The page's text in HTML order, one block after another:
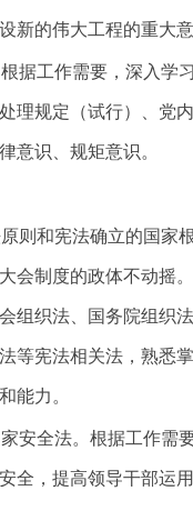
新的伟大工程的重大
据工作需要，深入学
理规定（试行）、党
意识、规矩意识。
则和宪法确立的国家
会制度的政体不动摇
组织法、国务院组织
等宪法相关法，熟悉
能力。
安全法。根据工作需
全，提高领导干部运